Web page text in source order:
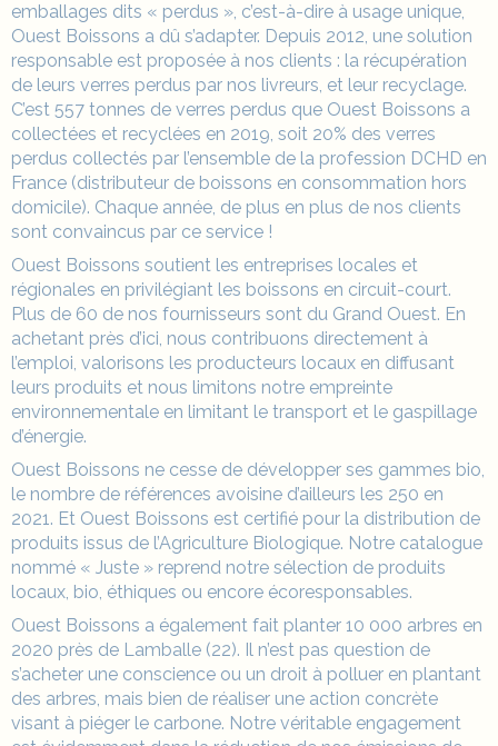
emballages dits « perdus », c’est-à-dire à usage unique,
Ouest Boissons a dû s’adapter. Depuis 2012, une solution
responsable est proposée à nos clients : la récupération
de leurs verres perdus par nos livreurs, et leur recyclage.
C’est 557 tonnes de verres perdus que Ouest Boissons a
collectées et recyclées en 2019, soit 20% des verres
perdus collectés par l’ensemble de la profession DCHD en
France (distributeur de boissons en consommation hors
domicile). Chaque année, de plus en plus de nos clients
sont convaincus par ce service !
Ouest Boissons soutient les entreprises locales et
régionales en privilégiant les boissons en circuit-court.
Plus de 60 de nos fournisseurs sont du Grand Ouest. En
achetant près d’ici, nous contribuons directement à
l’emploi, valorisons les producteurs locaux en diffusant
leurs produits et nous limitons notre empreinte
environnementale en limitant le transport et le gaspillage
d’énergie.
Ouest Boissons ne cesse de développer ses gammes bio,
le nombre de références avoisine d’ailleurs les 250 en
2021. Et Ouest Boissons est certifié pour la distribution de
produits issus de l’Agriculture Biologique. Notre catalogue
nommé « Juste » reprend notre sélection de produits
locaux, bio, éthiques ou encore écoresponsables.
Ouest Boissons a également fait planter 10 000 arbres en
2020 près de Lamballe (22). Il n’est pas question de
s’acheter une conscience ou un droit à polluer en plantant
des arbres, mais bien de réaliser une action concrète
visant à piéger le carbone. Notre véritable engagement